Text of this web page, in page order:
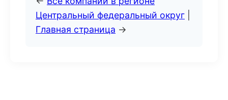
Центральный федеральный округ
Главная страница →